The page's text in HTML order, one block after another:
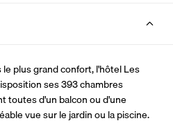
plus grand confort, l'hôtel Les
ses 393 chambres
toutes d'un balcon ou d'une
vue sur le jardin ou la piscine.